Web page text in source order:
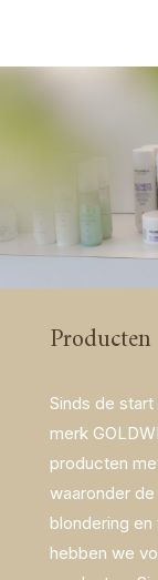
Producten
Sinds de
merk
producten
waaronder de
blondering
hebben we